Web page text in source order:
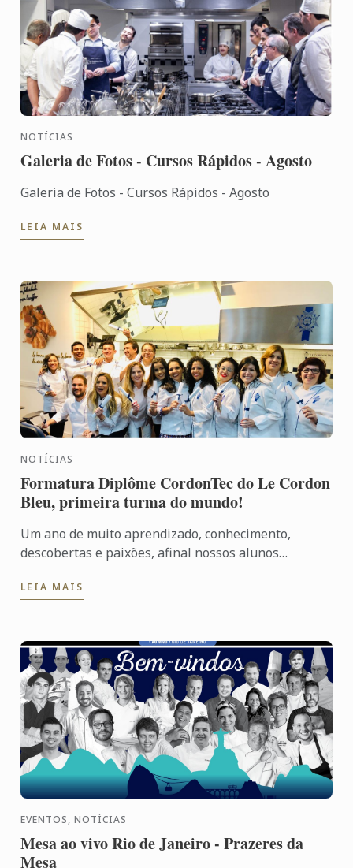
NOTÍCIAS
Galeria de Fotos - Cursos Rápidos - Agosto
Galeria de Fotos - Cursos Rápidos - Agosto
LEIA MAIS
NOTÍCIAS
Formatura Diplôme CordonTec do Le Cordon
Bleu, primeira turma do mundo!
Um ano de muito aprendizado, conhecimento,
descobertas e paixões, afinal nossos alunos
Pâtisserie, ...
LEIA MAIS
EVENTOS, NOTÍCIAS
Mesa ao vivo Rio de Janeiro - Prazeres da
Mesa